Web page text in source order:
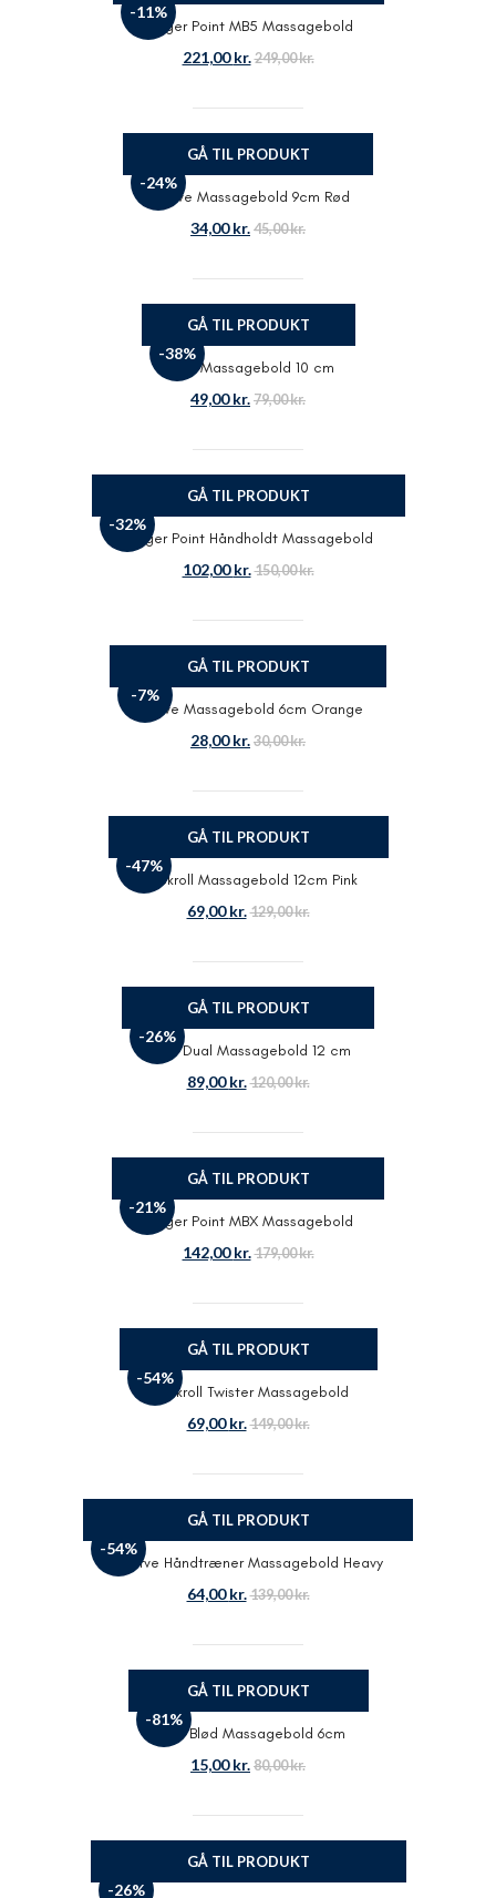
-11%
Trigger Point MB5 Massagebold
221,00kr. 249,00kr.
-24%
GÅ TIL PRODUKT
Aserve Massagebold 9cm Rød
34,00kr. 45,00kr.
-38%
GÅ TIL PRODUKT
Odin Massagebold 10 cm
49,00kr. 79,00kr.
-32%
GÅ TIL PRODUKT
Trigger Point Håndholdt Massagebold
102,00kr. 150,00kr.
-7%
GÅ TIL PRODUKT
Aserve Massagebold 6cm Orange
28,00kr. 30,00kr.
-47%
GÅ TIL PRODUKT
Blackroll Massagebold 12cm Pink
69,00kr. 129,00kr.
-26%
GÅ TIL PRODUKT
Odin Dual Massagebold 12 cm
89,00kr. 120,00kr.
-21%
GÅ TIL PRODUKT
Trigger Point MBX Massagebold
142,00kr. 179,00kr.
-54%
GÅ TIL PRODUKT
Blackroll Twister Massagebold
69,00kr. 149,00kr.
-54%
GÅ TIL PRODUKT
Aserve Håndtræner Massagebold Heavy
64,00kr. 139,00kr.
-81%
GÅ TIL PRODUKT
Odin Blød Massagebold 6cm
15,00kr. 80,00kr.
-26%
GÅ TIL PRODUKT